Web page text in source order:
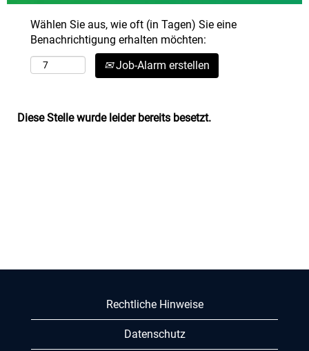
Wählen Sie aus, wie oft (in Tagen) Sie eine
Benachrichtigung erhalten möchten:
Job-Alarm erstellen
Diese Stelle wurde leider bereits besetzt.
Rechtliche Hinweise
Datenschutz